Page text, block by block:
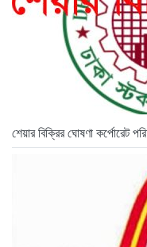
শেয়ার বিক্রির ঘোষণা কর্পোরেট